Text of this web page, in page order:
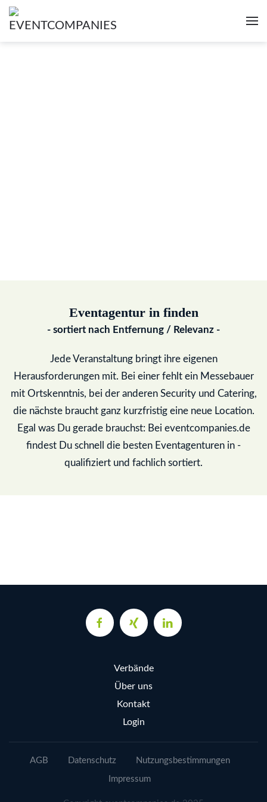
Eventagentur in finden
- sortiert nach Entfernung / Relevanz -
Jede Veranstaltung bringt ihre eigenen
Herausforderungen mit. Bei einer fehlt ein Messebauer
mit Ortskenntnis, bei der anderen Security und Catering,
die nächste braucht ganz kurzfristig eine neue Location.
Egal was Du gerade brauchst: Bei eventcompanies.de
findest Du schnell die besten Eventagenturen in -
qualifiziert und fachlich sortiert.
Verbände
Über uns
Kontakt
Login
AGB Datenschutz Nutzungsbestimmungen
Impressum